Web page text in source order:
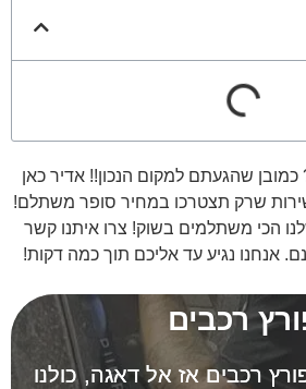
כמובן שהגעתם למקום הנכון!! אדיר כאן
שרק תצטרכו במחיר סופר משתלם!
הכי משתלמים בשוק! צרו איתנו קשר
אנחנו נגיע עד אליכם תוך כמה דקות!
רכבים
רכבים אז אל דאגה, כולנו